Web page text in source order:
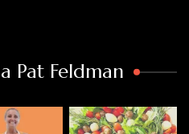
Pat Feldman